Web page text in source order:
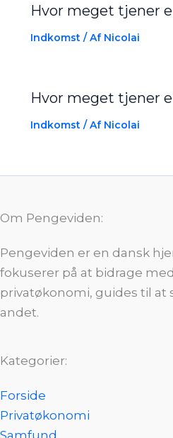
Hvor meget tjener
Indkomst/ Af Nicolai
Hvor meget tjener
Indkomst/ Af Nicolai
Om Pengeviden:
Pengeviden er en dansk
fokuserer på at bidrage
privatøkonomi, guides til at
andet.
Kategorier:
Forside
Privatøkonomi
Samfund